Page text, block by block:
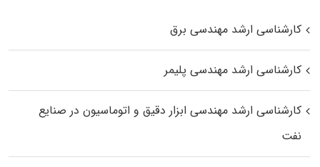
کارشناسی ارشد مهندسی برق
کارشناسی ارشد مهندسی پلیمر
کارشناسی ارشد مهندسی ابزار دقیق و اتوماسیون در صنایع
نفت